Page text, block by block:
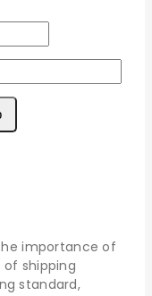
importance of
shipping
standard,